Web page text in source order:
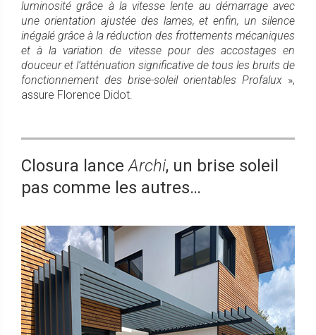
luminosité grâce à la vitesse lente au démarrage avec
une orientation ajustée des lames, et enfin, un silence
inégalé grâce à la réduction des frottements mécaniques
et à la variation de vitesse pour des accostages en
douceur et l’atténuation significative de tous les bruits de
fonctionnement des brise-soleil orientables Profalux »,
assure Florence Didot.
Closura lanceArchi, un brise soleil
pas comme les autres…